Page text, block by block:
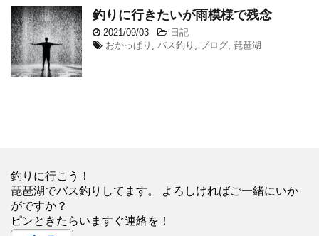
釣りに行きたいが雨模様で残念
2021/09/03 -日記
おかっぱり
バス釣り ブログ 琵琶湖
釣りに行こう！
琵琶湖でバス釣りしてます。 よろしければご一緒にいか
がですか？
ピンときたらいますぐ連絡を！